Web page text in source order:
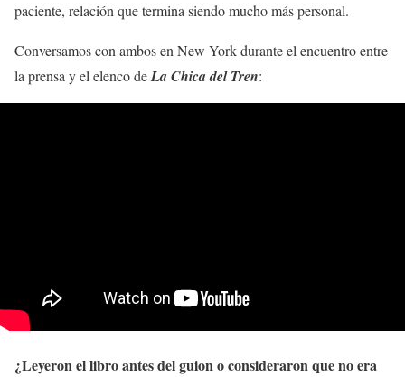
paciente, relación que termina siendo mucho más personal.
Conversamos con ambos en New York durante el encuentro entre
la prensa y el elenco deLa Chica del Tren:
¿Leyeron el libro antes del guion o consideraron que no era